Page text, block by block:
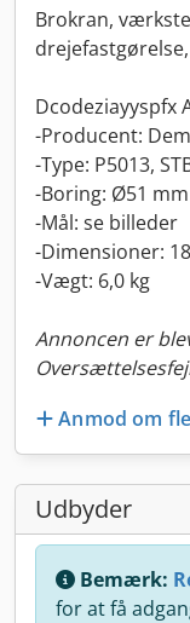
Brokran,
Dcodeziayyspfx
-Producent:
-Type: P5013,
-Boring: Ø51 mm
-Mål: se billeder
-Dimensioner:
-Vægt: 6,0 kg
Annoncen er
Anmod om
Udbyder
Bemærk:
for at få